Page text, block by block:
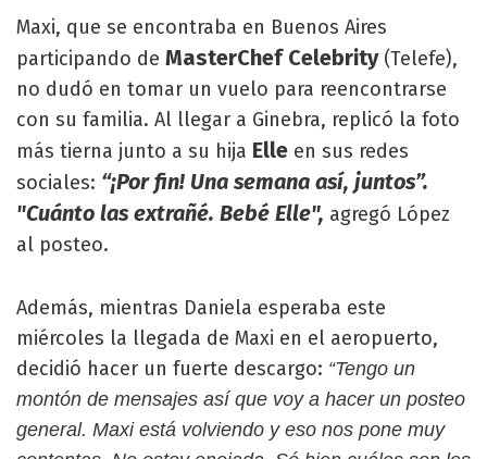
Maxi, que se encontraba en Buenos Aires
participando de MasterChef Celebrity(Telefe),
no dudó en tomar un vuelo para reencontrarse
con su familia. Al llegar a Ginebra, replicó la foto
más tierna junto a su hija Elle en sus redes
sociales: “¡Por fin! Una semana así, juntos”.
"Cuánto las extrañé. Bebé Elle", agregó López
al posteo.
Además, mientras Daniela esperaba este
miércoles la llegada de Maxi en el aeropuerto,
decidió hacer un fuerte descargo: “Tengo un
montón de mensajes así que voy a hacer un posteo
general. Maxi está volviendo y eso nos pone muy